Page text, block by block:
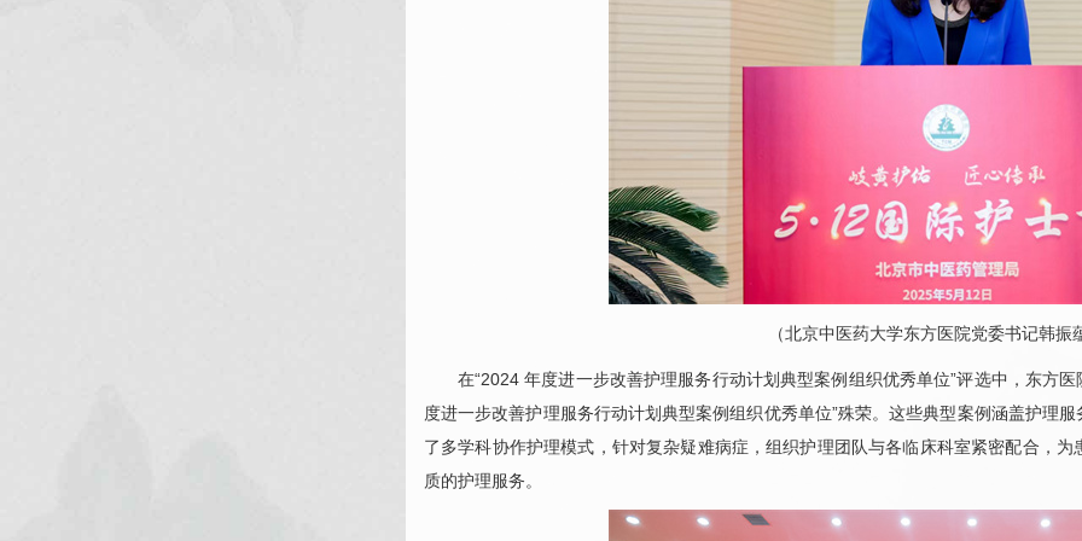
（北京中医药大学东方医院党委书记韩振
在“2024 年度进一步改善护理服务行动计划典型案例组织优秀单位”评选中，东方
度进一步改善护理服务行动计划典型案例组织优秀单位”殊荣。这些典型案例涵盖护理
了多学科协作护理模式，针对复杂疑难病症，组织护理团队与各临床科室紧密配合，为
质的护理服务。